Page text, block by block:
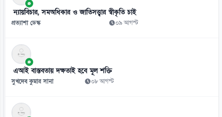
ন্যায়বিচার, সমঅধিকার ও জাতিসত্ত্বার স্বীকৃতি চাই
প্রত্যাশা ডেস্ক ০৯ আগস্ট
এআই বাস্তবতায় দক্ষতাই হবে মূল শক্তি
সুখদেব কুমার সানা ০৮ আগস্ট